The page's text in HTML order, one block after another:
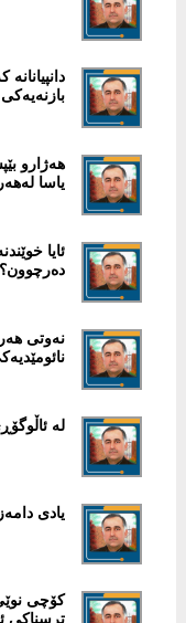
بازنەیەکی
ھەژارو
یاسا
ئایا
دەرچوون؟
نەوتی
لە
یادی
کۆچی
ترسناکی